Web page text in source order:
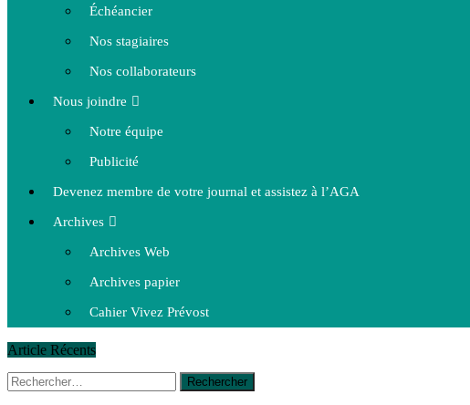
Échéancier
Nos stagiaires
Nos collaborateurs
Nous joindre
Notre équipe
Publicité
Devenez membre de votre journal et assistez à l’AGA
Archives
Archives Web
Archives papier
Cahier Vivez Prévost
Article Récents
14 octobre 2015
La course de boîtes à savon du club Optimiste de Prévost
Rechercher :